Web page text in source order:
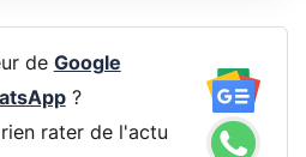
de Google
?
rater de l'actu